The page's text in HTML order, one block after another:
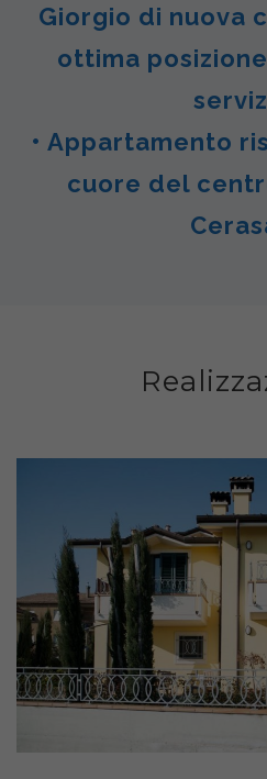
Giorgio di nuova
ottima
• Appartamento
cuore del